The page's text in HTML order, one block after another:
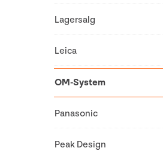
Lagersalg
Leica
OM-System
Panasonic
Peak Design